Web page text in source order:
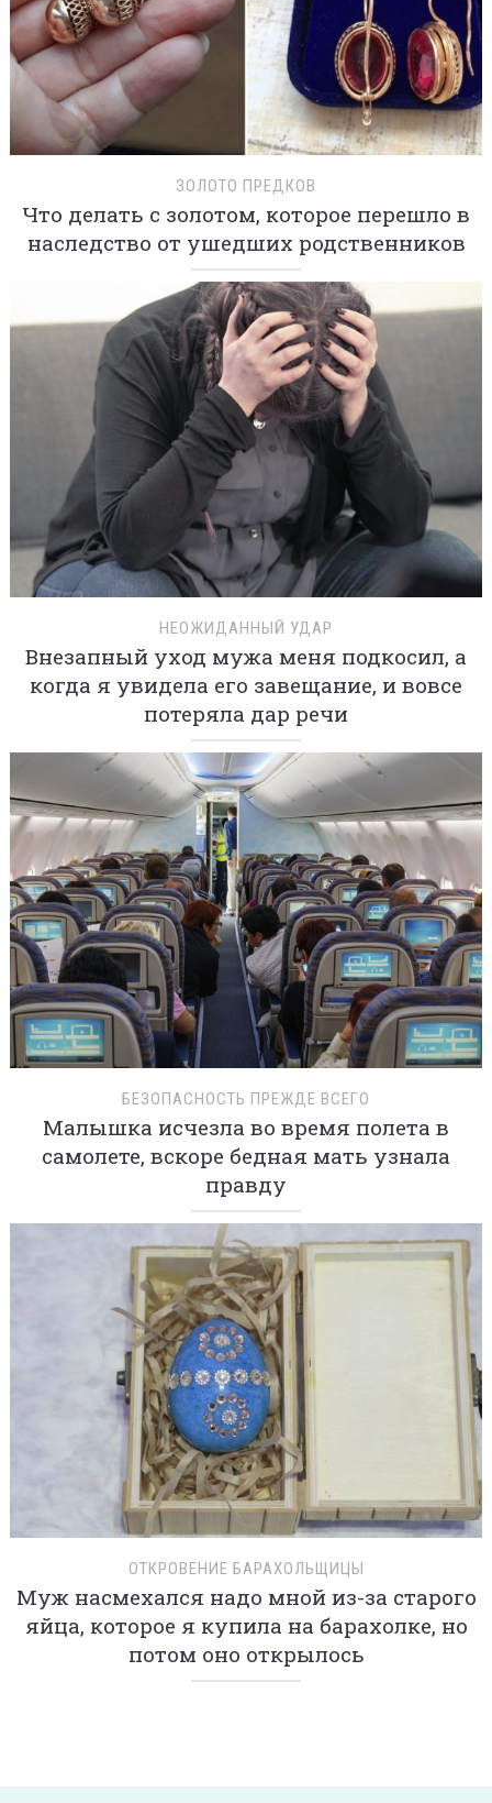
ЗОЛОТО ПРЕДКОВ
Что делать с золотом, которое перешло в
наследство от ушедших родственников
НЕОЖИДАННЫЙ УДАР
Внезапный уход мужа меня подкосил, а
когда я увидела его завещание, и вовсе
потеряла дар речи
БЕЗОПАСНОСТЬ ПРЕЖДЕ ВСЕГО
Малышка исчезла во время полета в
самолете, вскоре бедная мать узнала
правду
ОТКРОВЕНИЕ БАРАХОЛЬЩИЦЫ
Муж насмехался надо мной из-за старого
яйца, которое я купила на барахолке, но
потом оно открылось